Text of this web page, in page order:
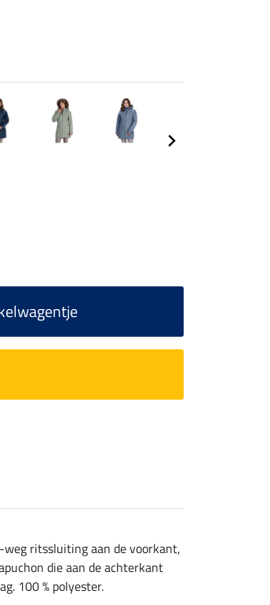
ritssluiting aan de voorkant,
die aan de achterkant
100 % polyester.